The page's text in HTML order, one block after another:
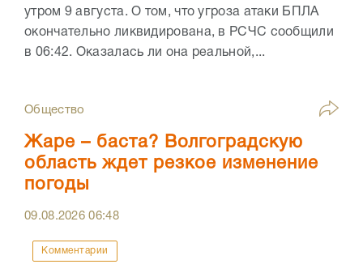
утром 9 августа. О том, что угроза атаки БПЛА
окончательно ликвидирована, в РСЧС сообщили
в 06:42. Оказалась ли она реальной,...
Общество
Жаре – баста? Волгоградскую
область ждет резкое изменение
погоды
09.08.202606:48
Комментарии